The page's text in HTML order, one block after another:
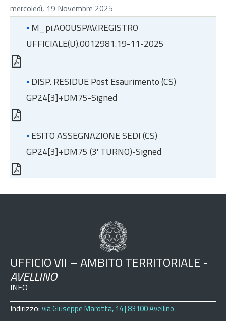
mercoledì, 19 Novembre 2025
▪M_pi.AOOUSPAV.REGISTRO
UFFICIALE(U).0012981.19-11-2025
▪DISP. RESIDUE Post Esaurimento (CS)
GP24[3]+DM75-Signed
▪ESITO ASSEGNAZIONE SEDI (CS)
GP24[3]+DM75 (3' TURNO)-Signed
UFFICIO VII – AMBITO TERRITORIALE -
AVELLINO
INFO
Indirizzo: via Giuseppe Marotta, 14 | 83100 Avellino